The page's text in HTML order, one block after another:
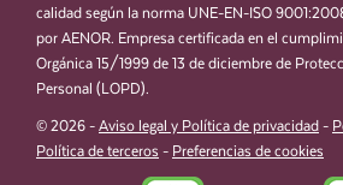
calidad según la norma UNE-EN-ISO
por AENOR. Empresa certificada en el
Orgánica 15/1999 de 13 de diciembre de
Personal (LOPD).
© 2026 - Aviso legal y Política de privacidad -
Política de terceros - Preferencias de cookies